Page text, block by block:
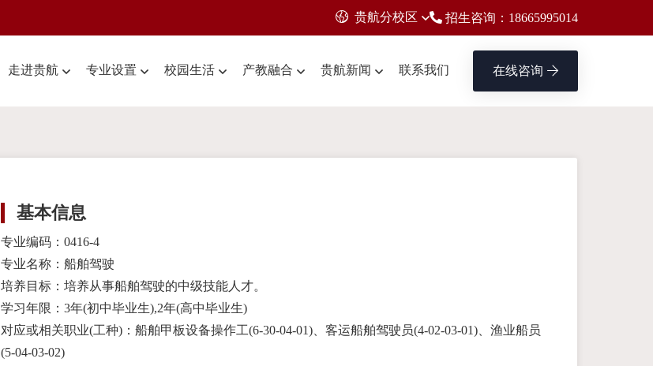
贵航分校区 招生咨询：18665995014
走进贵航 专业设置 校园生活 产教融合 贵航新闻 联系我们 在线咨询
基本信息
专业编码：0416-4
专业名称：船舶驾驶
培养目标：培养从事船舶驾驶的中级技能人才。
学习年限：3年(初中毕业生),2年(高中毕业生)
对应或相关职业(工种)：船舶甲板设备操作工(6-30-04-01)、客运船舶驾驶员(4-02-03-01)、渔业船员
(5-04-03-02)